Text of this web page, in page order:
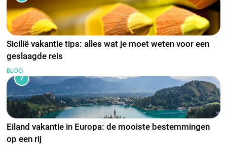
Sicilië vakantie tips: alles wat je moet weten voor een
geslaagde reis
BLOG
7
Eiland vakantie in Europa: de mooiste bestemmingen
op een rij